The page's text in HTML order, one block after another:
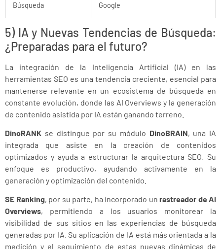
Búsqueda
Google
5) IA y Nuevas Tendencias de Búsqueda:
¿Preparadas para el futuro?
La integración de la Inteligencia Artificial (IA) en las
herramientas SEO es una tendencia creciente, esencial para
mantenerse relevante en un ecosistema de búsqueda en
constante evolución, donde las AI Overviews y la generación
de contenido asistida por IA están ganando terreno.
DinoRANK se distingue por su módulo DinoBRAIN, una IA
integrada que asiste en la creación de contenidos
optimizados y ayuda a estructurar la arquitectura SEO. Su
enfoque es productivo, ayudando activamente en la
generación y optimización del contenido.
SE Ranking, por su parte, ha incorporado un rastreador de AI
Overviews, permitiendo a los usuarios monitorear la
visibilidad de sus sitios en las experiencias de búsqueda
generadas por IA. Su aplicación de IA está más orientada a la
medición y el seguimiento de estas nuevas dinámicas de